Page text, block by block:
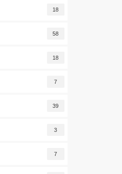
18
58
18
7
39
3
7